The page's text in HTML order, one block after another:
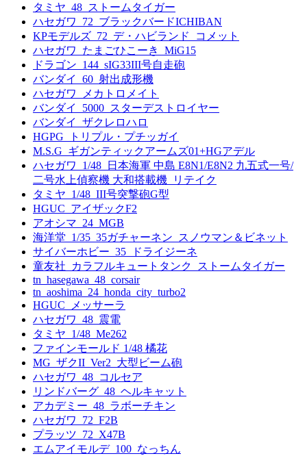
タミヤ_48_ストームタイガー
ハセガワ_72_ブラックバードICHIBAN
KPモデルズ_72_デ・ハビランド_コメット
ハセガワ_たまごひこーき_MiG15
ドラゴン_144_sIG33III号自走砲
バンダイ_60_射出成形機
ハセガワ_メカトロメイト
バンダイ_5000_スターデストロイヤー
バンダイ_ザクレロハロ
HGPG_トリプル・プチッガイ
M.S.G_ギガンティックアームズ01+HGアデル
ハセガワ_1/48_日本海軍 中島 E8N1/E8N2 九五式一号/
二号水上偵察機 大和搭載機_リテイク
タミヤ_1/48_III号突撃砲G型
HGUC_アイザックF2
アオシマ_24_MGB
海洋堂_1/35_35ガチャーネン_スノウマン＆ビネット
サイバーホビー_35_ドライジーネ
童友社_カラフルキュートタンク_ストームタイガー
tn_hasegawa_48_corsair
tn_aoshima_24_honda_city_turbo2
HGUC_メッサーラ
ハセガワ_48_震電
タミヤ_1/48_Me262
ファインモールド 1/48 橘花
MG_ザクII_Ver2_大型ビーム砲
ハセガワ_48_コルセア
リンドバーグ_48_ヘルキャット
アカデミー_48_ラボーチキン
ハセガワ_72_F2B
プラッツ_72_X47B
エムアイモルデ_100_なっちん